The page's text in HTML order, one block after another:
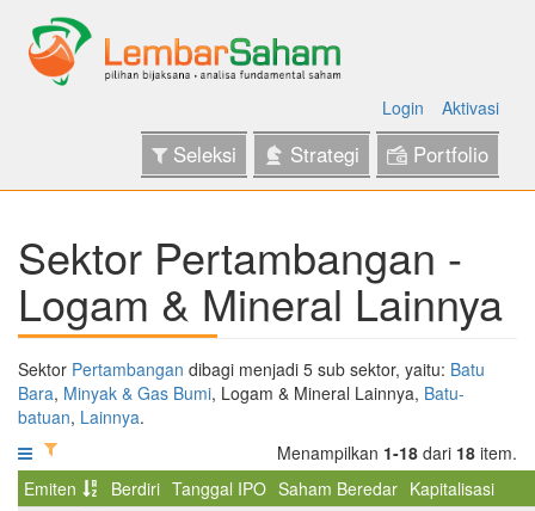
Login Aktivasi
Seleksi Strategi Portfolio
Sektor Pertambangan -
Logam & Mineral Lainnya
Sektor Pertambangan dibagi menjadi 5 sub sektor, yaitu: Batu
Bara, Minyak & Gas Bumi, Logam & Mineral Lainnya, Batu-
batuan, Lainnya.
Menampilkan 1-18 dari 18 item.
Emiten
Berdiri Tanggal IPO Saham Beredar Kapitalisasi